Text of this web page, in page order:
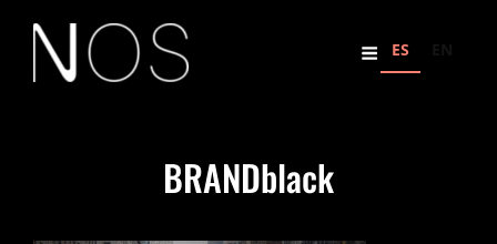
ES
BRANDblack